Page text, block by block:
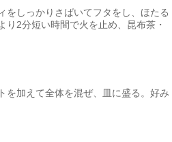
しっかりさばいてフタをし、ほたる
り2分短い時間で火を止め、昆布茶・
加えて全体を混ぜ、皿に盛る。好み